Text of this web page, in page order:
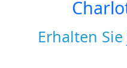
Erhalten